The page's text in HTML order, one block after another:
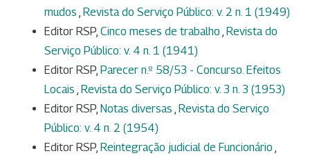
mudos , Revista do Serviço Público: v. 2 n. 1 (1949)
Editor RSP, Cinco meses de trabalho , Revista do
Serviço Público: v. 4 n. 1 (1941)
Editor RSP, Parecer n.º 58/53 - Concurso. Efeitos
Locais , Revista do Serviço Público: v. 3 n. 3 (1953)
Editor RSP, Notas diversas , Revista do Serviço
Público: v. 4 n. 2 (1954)
Editor RSP, Reintegração judicial de Funcionário ,